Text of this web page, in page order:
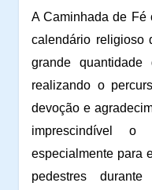
A Caminhada de Fé
calendário religioso
grande quantidade
realizando o
devoção e
imprescindível o
especialmente para
pedestres